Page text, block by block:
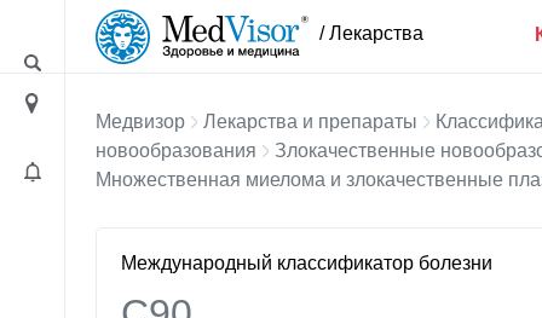
/ Лекарства
Медвизор Лекарства и препараты
новообразования
Злокачественные
Множественная миелома и злокачественные
Международный классификатор болезни